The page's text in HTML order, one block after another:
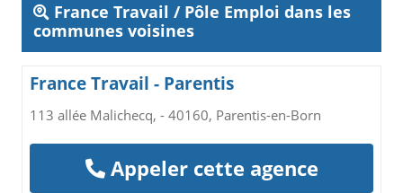
France Travail / Pôle Emploi dans les
communes voisines
France Travail - Parentis
113 allée Malichecq, - 40160, Parentis-en-Born
Appeler cette agence